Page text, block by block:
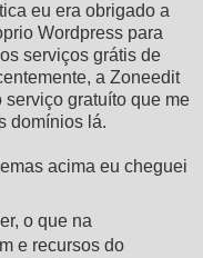
eu era obrigado a
Wordpress para
serviços grátis de
a Zoneedit
gratuíto que me
domínios lá.
acima eu cheguei
o que na
e recursos do